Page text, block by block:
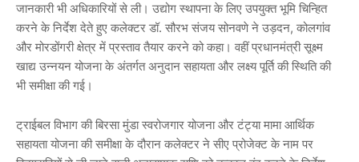
जानकारी भी अधिकारियों से ली। उद्योग स्थापना के लिए उपयुक्त भूमि चिन्हित
करने के निर्देश देते हुए कलेक्टर डॉ. सौरभ संजय सोनवणे ने उड़दन, कोलगांव
और मोरडोंगरी क्षेत्र में प्रस्ताव तैयार करने को कहा। वहीं प्रधानमंत्री सूक्ष्म
खाद्य उन्नयन योजना के अंतर्गत अनुदान सहायता और लक्ष्य पूर्ति की स्थिति की
भी समीक्षा की गई।
ट्राईबल विभाग की बिरसा मुंडा स्वरोजगार योजना और टंट्या मामा आर्थिक
सहायता योजना की समीक्षा के दौरान कलेक्टर ने सीए प्रोजेक्ट के नाम पर